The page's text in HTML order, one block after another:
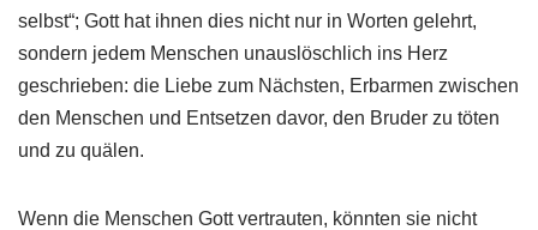
selbst“; Gott hat ihnen dies nicht nur in Worten gelehrt,
sondern jedem Menschen unauslöschlich ins Herz
geschrieben: die Liebe zum Nächsten, Erbarmen zwischen
den Menschen und Entsetzen davor, den Bruder zu töten
und zu quälen.
Wenn die Menschen Gott vertrauten, könnten sie nicht